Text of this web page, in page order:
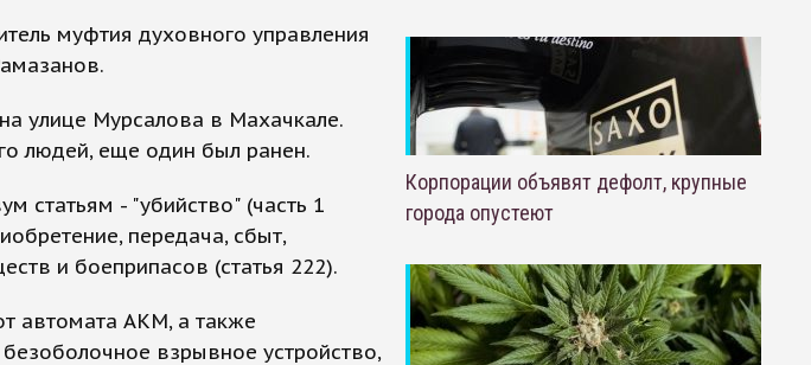
муфтия духовного управления
улице Мурсалова в Махачкале.
людей, еще один был ранен.
статьям - "убийство" (часть 1
передача, сбыт,
и боеприпасов (статья 222).
автомата АКМ, а также
взрывное устройство,
Корпорации объявят дефолт, крупные
города опустеют